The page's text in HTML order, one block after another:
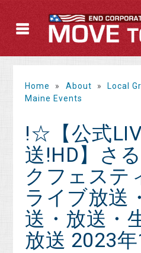
Home » About » Local
Maine Events
!☆【公式
送!HD】さ
クフェステ
ライブ放送
送・放送・
放送 2023